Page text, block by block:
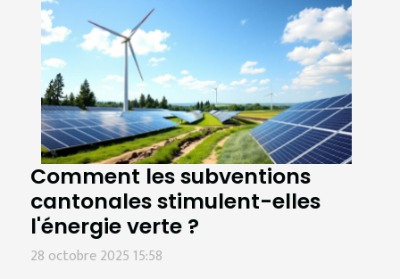
Comment les subventions
cantonales stimulent-elles
l'énergie verte ?
28 octobre 2025 15:58